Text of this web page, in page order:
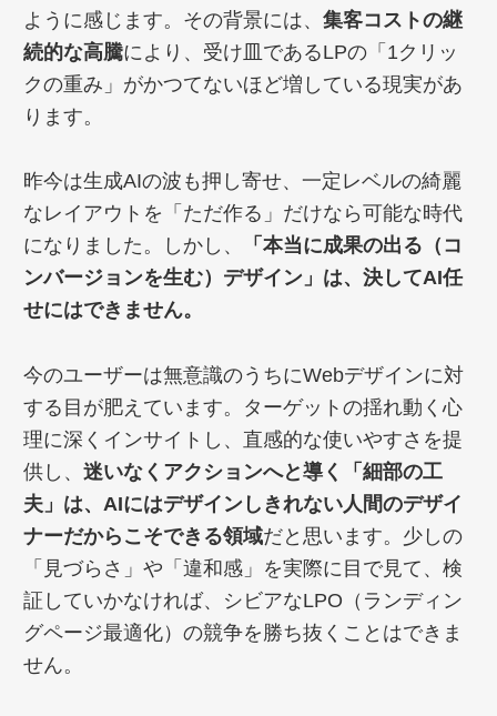
ように感じます。その背景には、 集客コストの継
続的な高騰により、受け皿であるLPの「1クリッ
クの重み」がかつてないほど増している現実があ
ります。
昨今は生成AIの波も押し寄せ、一定レベルの綺麗
なレイアウトを「ただ作る」だけなら可能な時代
になりました。しかし、
「本当に成果の出る（コ
ンバージョンを生む）デザイン」は、決してAI任
せにはできません。
今のユーザーは無意識のうちにWebデザインに対
する目が肥えています。ターゲットの揺れ動く心
理に深くインサイトし、直感的な使いやすさを提
供し、 迷いなくアクションへと導く「細部の工
夫」は、AIにはデザインしきれない人間のデザイ
ナーだからこそできる領域だと思います。少しの
「見づらさ」や「違和感」を実際に目で見て、検
証していかなければ、シビアなLPO（ランディン
グページ最適化）の競争を勝ち抜くことはできま
せん。